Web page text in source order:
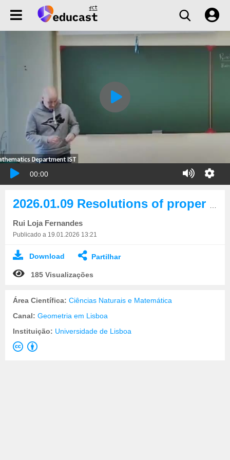
00:00
Rui Loja Fernandes
Publicado a 19.01.2026 13:21
Download Partilhar
185 Visualizações
Área Científica: Ciências Naturais e Matemática
Canal: Geometria em Lisboa
Instituição: Universidade de Lisboa